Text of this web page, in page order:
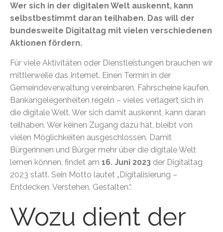
Wer sich in der digitalen Welt auskennt, kann
selbstbestimmt daran teilhaben. Das will der
bundesweite Digitaltag mit vielen verschiedenen
Aktionen fördern.
Für viele Aktivitäten oder Dienstleistungen brauchen wir
mittlerweile das Internet. Einen Termin in der
Gemeindeverwaltung vereinbaren, Fahrscheine kaufen,
Bankangelegenheiten regeln – vieles verlagert sich in
die digitale Welt. Wer sich damit auskennt, kann daran
teilhaben. Wer keinen Zugang dazu hat, bleibt von
vielen Möglichkeiten ausgeschlossen. Damit
Bürgerinnen und Bürger mehr über die digitale Welt
lernen können, findet am 16. Juni 2023 der Digitaltag
2023 statt. Sein Motto lautet „Digitalisierung –
Entdecken. Verstehen. Gestalten.“.
Wozu dient der